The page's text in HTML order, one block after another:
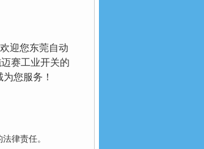
迎您东莞自动
赛工业开关的
您服务！
律责任。